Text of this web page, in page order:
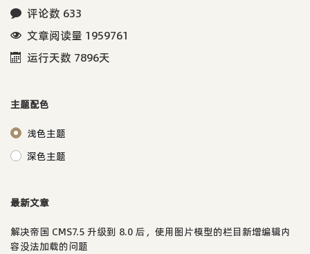
评论数 633
文章阅读量 1959761
运行天数 7896天
主题配色
浅色主题
深色主题
最新文章
解决帝国 CMS7.5 升级到 8.0 后，使用图片模型的栏目新增编辑内
容没法加载的问题